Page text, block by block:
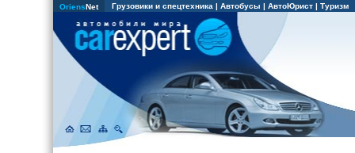
OriensNet Грузовики и спецтехника | Автобусы | АвтоЮрист | Туризм